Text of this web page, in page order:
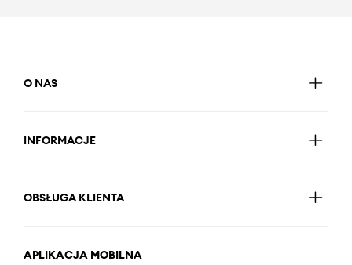
O NAS
INFORMACJE
OBSŁUGA KLIENTA
APLIKACJA MOBILNA